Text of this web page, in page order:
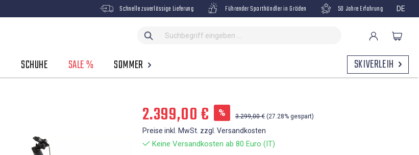
Schnelle zuverlässige Lieferung Führender Sporthändler in Gröden 50 Jahre Erfahrung DE
SCHUHE SALE % SOMMER SKIVERLEIH
2.399,00 € % 3.299,00 € (27.28% gespart)
Preise inkl. MwSt. zzgl. Versandkosten
Keine Versandkosten ab 80 Euro (IT)